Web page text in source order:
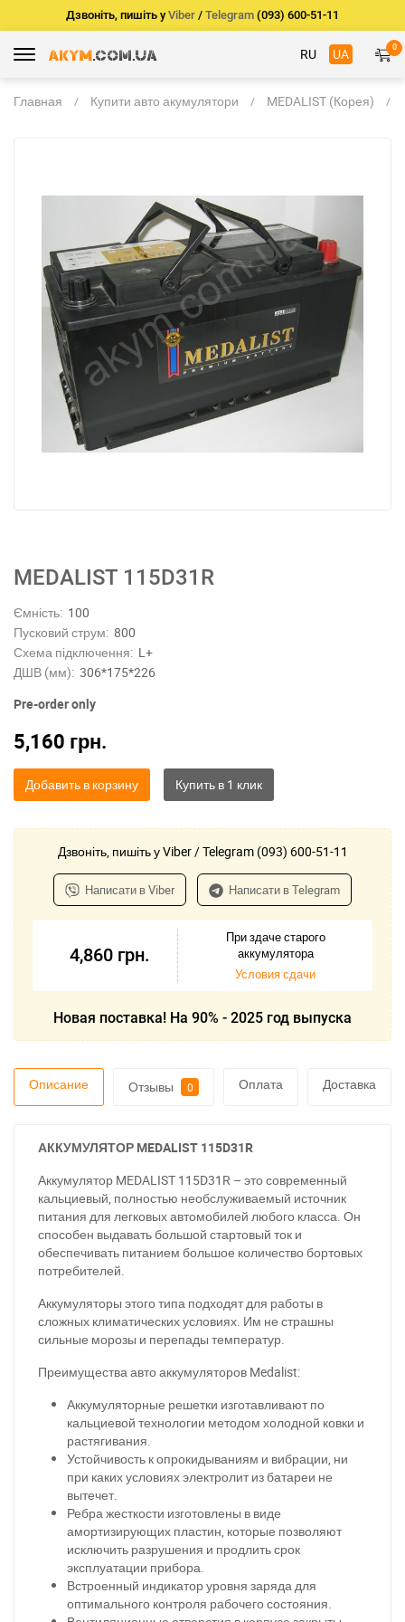
Дзвоніть, пишіть у Viber / Telegram (093) 600-51-11
RU UA 0
Главная Купити авто акумулятори MEDALIST (Корея)
MEDALIST 115D31R
Ємність: 100
Пусковий струм: 800
Схема підключення: L+
ДШВ (мм): 306*175*226
Pre-order only
5,160 грн.
Добавить в корзину
Дзвоніть, пишіть у Viber / Telegram (093) 600-51-11
Написати в Viber Написати в Telegram
4,860 грн.
При здаче старого
аккумулятора
Условия сдачи
Новая поставка! На 90% - 2025 год выпуска
Описание Отзывы 0 Оплата Доставка
АККУМУЛЯТОР MEDALIST 115D31R
Аккумулятор MEDALIST 115D31R – это современный
кальциевый, полностью необслуживаемый источник
питания для легковых автомобилей любого класса. Он
способен выдавать большой стартовый ток и
обеспечивать питанием большое количество бортовых
потребителей.
Аккумуляторы этого типа подходят для работы в
сложных климатических условиях. Им не страшны
сильные морозы и перепады температур.
Преимущества авто аккумуляторов Medalist:
Аккумуляторные решетки изготавливают по
кальциевой технологии методом холодной ковки и
растягивания.
Устойчивость к опрокидываниям и вибрации, ни
при каких условиях электролит из батареи не
вытечет.
Ребра жесткости изготовлены в виде
амортизирующих пластин, которые позволяют
исключить разрушения и продлить срок
эксплуатации прибора.
Встроенный индикатор уровня заряда для
оптимального контроля рабочего состояния.